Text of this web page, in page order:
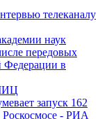
телеканалу
наук
передовых
Федерации в
запуск 162
Роскосмосе - РИА